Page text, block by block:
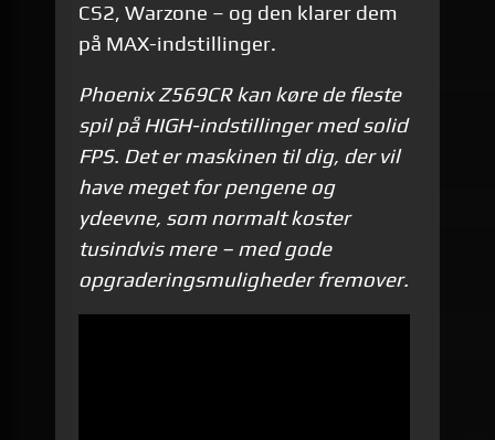
CS2, Warzone – og den klarer dem
på MAX-indstillinger.
Phoenix Z569CR kan køre de fleste
spil på HIGH-indstillinger med solid
FPS. Det er maskinen til dig, der vil
have meget for pengene og
ydeevne, som normalt koster
tusindvis mere – med gode
opgraderingsmuligheder fremover.